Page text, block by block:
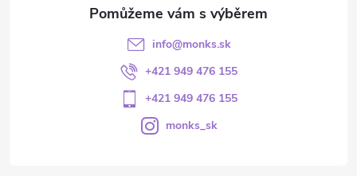
info@monks.sk
+421 949 476 155
+421 949 476 155
monks_sk